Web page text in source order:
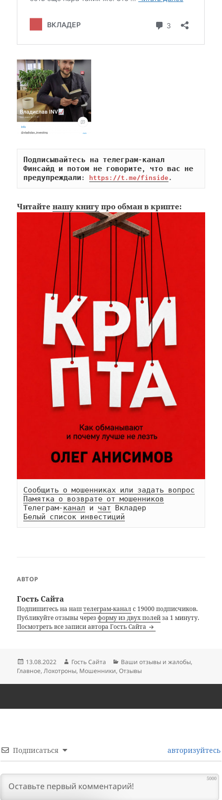
Подписывайтесь на телеграм-канал
Финсайд и потом не говорите, что вас не
предупреждали: https://t.me/finside.
Читайтенашу книгу про обман в крипте:
Сообщить о мошенниках или задать вопрос
Памятка о возврате от мошенников
Телеграм-канал и чат
Белый список инвестиций
АВТОР
Гость Сайта
Подпишитесь на наштелеграм-каналс 19000 подписчиков.
Публикуйте отзывы черезформу из двух полейза 1 минуту.
Посмотреть все записи автора Гость Сайта
Опубликовано
13.08.2022 Автор
Гость Сайта Рубрики
Ваши отзывы и жалобы,
Главное,Лохотроны, Мошенники,Отзывы
Подписаться авторизуйтесь
5000